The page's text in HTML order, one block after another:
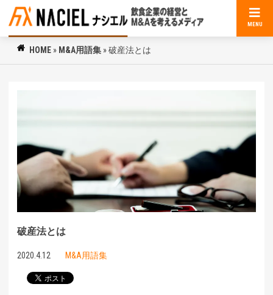
MENU
HOME » M&A用語集 »破産法とは
破産法とは
2020.4.12 M&A用語集